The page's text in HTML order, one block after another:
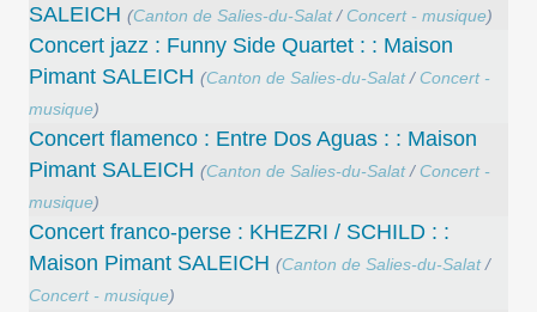
SALEICH (Canton de Salies-du-Salat/ Concert - musique)
Concert jazz : Funny Side Quartet : : Maison
Pimant SALEICH (Canton de Salies-du-Salat/ Concert -
musique)
Concert flamenco : Entre Dos Aguas : : Maison
Pimant SALEICH (Canton de Salies-du-Salat/ Concert -
musique)
Concert franco-perse : KHEZRI / SCHILD : :
Maison Pimant SALEICH (Canton de Salies-du-Salat/
Concert - musique)